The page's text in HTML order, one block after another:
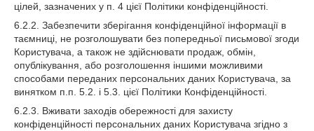
цілей, зазначених у п. 4 цієї Політики конфіденційності.
6.2.2. Забезпечити зберігання конфіденційної інформації в
таємниці, не розголошувати без попередньої письмової згоди
Користувача, а також не здійснювати продаж, обмін,
опублікування, або розголошення іншими можливими
способами переданих персональних даних Користувача, за
винятком п.п. 5.2. і 5.3. цієї Політики Конфіденційності.
6.2.3. Вживати заходів обережності для захисту
конфіденційності персональних даних Користувача згідно з